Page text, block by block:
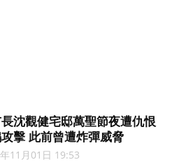
沈觀健宅邸萬聖節夜遭仇恨
擊 此前曾遭炸彈威脅
11月01日 19:53